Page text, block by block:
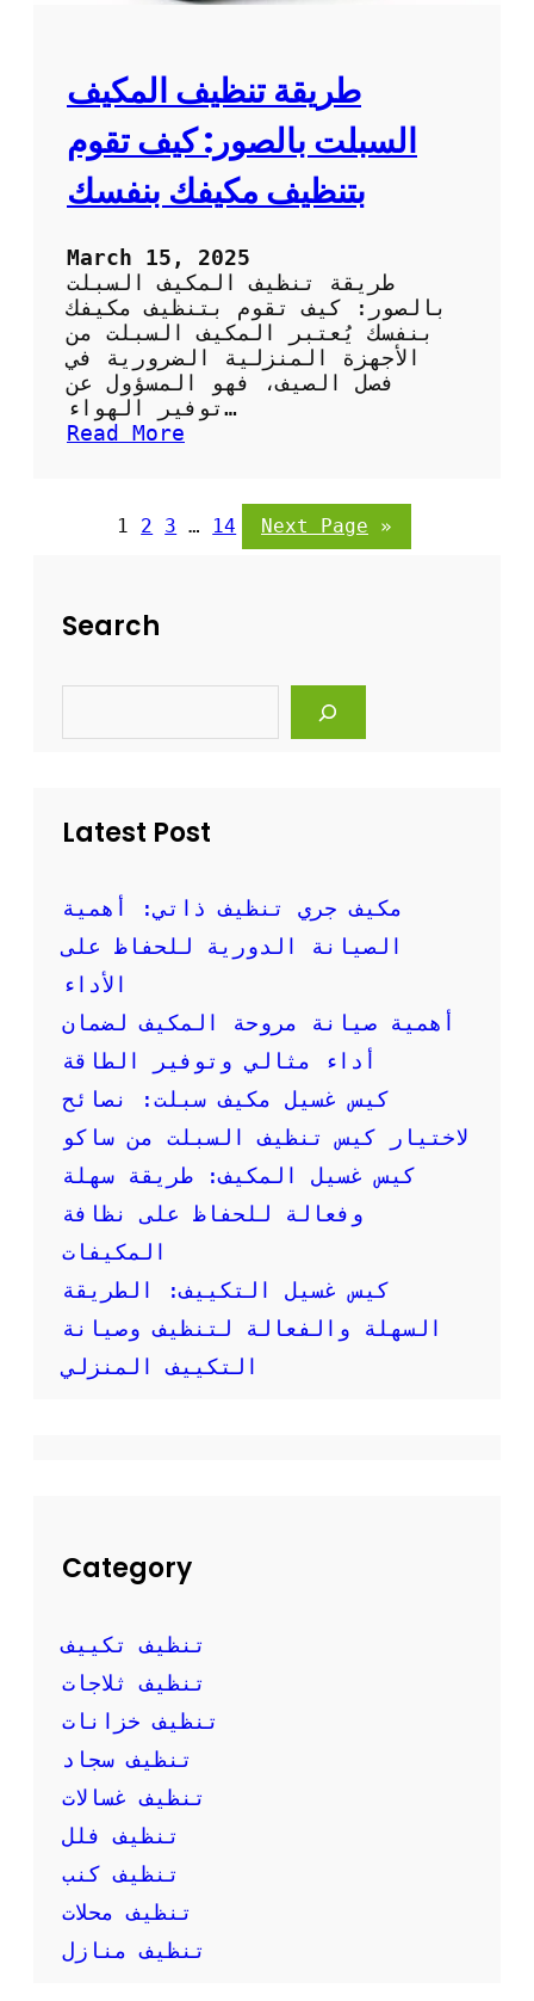
ر
د
ح
ر
ا
و
ي
ل
ص
ر
:
خ
س
طريقة تنظيف المكيف
السبلت بالصور: كيف تقوم
بتنظيف مكيفك بنفسك
March 15, 2025
طريقة تنظيف المكيف السبلت
بالصور: كيف تقوم بتنظيف مكيفك
بنفسك يُعتبر المكيف السبلت من
الأجهزة المنزلية الضرورية في
فصل الصيف، فهو المسؤول عن
توفير الهواء…
Read More
ق
ف
ل
ف
س
ب
ل
ا
ل
و
ر
ك
ي
ق
م
ت
ي
ف
ن
ف
س
ك
1 2 3 … 14 Next Page »
Search
Latest Post
مكيف جري تنظيف ذاتي: أهمية
الصيانة الدورية للحفاظ على
الأداء
أهمية صيانة مروحة المكيف لضمان
أداء مثالي وتوفير الطاقة
كيس غسيل مكيف سبلت: نصائح
لاختيار كيس تنظيف السبلت من ساكو
كيس غسيل المكيف: طريقة سهلة
وفعالة للحفاظ على نظافة
المكيفات
كيس غسيل التكييف: الطريقة
السهلة والفعالة لتنظيف وصيانة
التكييف المنزلي
Category
تنظيف تكييف
تنظيف ثلاجات
تنظيف خزانات
تنظيف سجاد
تنظيف غسالات
تنظيف فلل
تنظيف كنب
تنظيف محلات
تنظيف منازل